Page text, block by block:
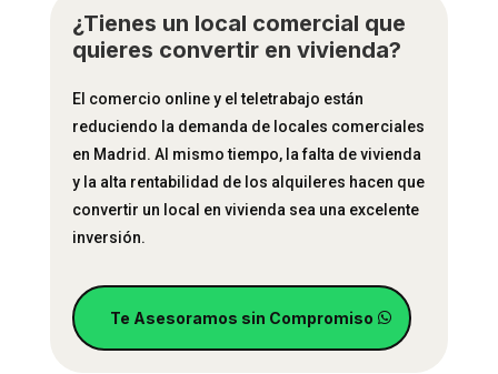
¿Tienes un local comercial que
quieres convertir en vivienda?
El comercio online y el teletrabajo están
reduciendo la demanda de locales comerciales
en Madrid. Al mismo tiempo, la falta de vivienda
y la alta rentabilidad de los alquileres hacen que
convertir un local en vivienda sea una excelente
inversión.
Te Asesoramos sin Compromiso